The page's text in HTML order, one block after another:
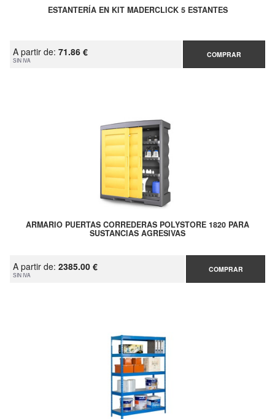
ESTANTERÍA EN KIT MADERCLICK 5 ESTANTES
A partir de: 71.86 €
SIN IVA
COMPRAR
ARMARIO PUERTAS CORREDERAS POLYSTORE 1820 PARA
SUSTANCIAS AGRESIVAS
A partir de: 2385.00 €
SIN IVA
COMPRAR